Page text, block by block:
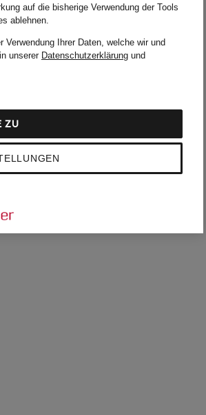
auf die bisherige Verwendung der Tools
ablehnen.
Ihrer Daten, welche wir und
unserer Datenschutzerklärung und
ZU